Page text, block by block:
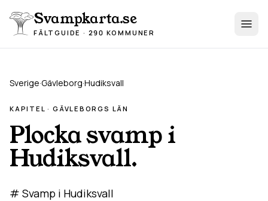
Svampkarta.se
FÄLTGUIDE · 290 KOMMUNER
Sverige·Gävleborg·Hudiksvall
KAPITEL · GÄVLEBORGS LÄN
Plocka svamp i
Hudiksvall.
# Svamp i Hudiksvall